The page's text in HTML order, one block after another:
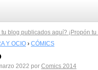
blog publicados aquí? ¡Propón tu
Y OCIO › CÓMICS
2022 por Comics 2014